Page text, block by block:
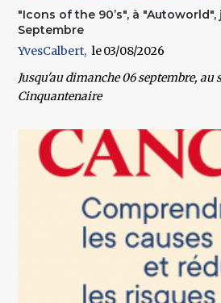
"Icons of the 90’s", à
Septembre
YvesCalbert
03/08/2026
Jusqu'au dimanche 06 septembre, au
Cinquantenaire